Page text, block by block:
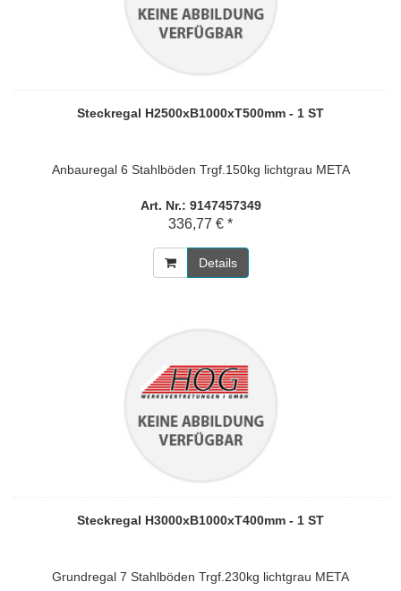
Steckregal H2500xB1000xT500mm - 1 ST
Anbauregal 6 Stahlböden Trgf.150kg lichtgrau META
Art. Nr.: 9147457349
336,77 € *
Details
Steckregal H3000xB1000xT400mm - 1 ST
Grundregal 7 Stahlböden Trgf.230kg lichtgrau META